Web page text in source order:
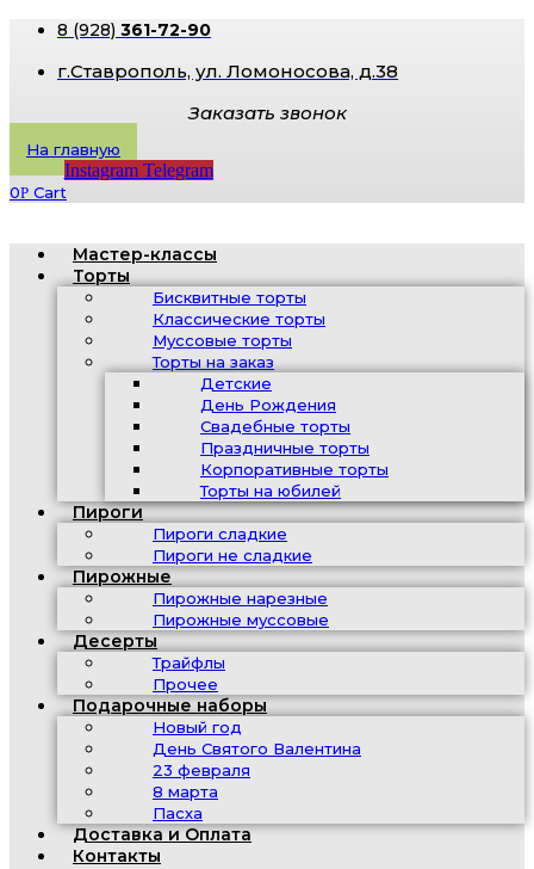
8 (928) 361-72-90
г.Ставрополь, ​ул. Ломоносова, д.38
Заказать звонок
На главную
Instagram Telegram
0Р Cart
Мастер-классы
Торты
Бисквитные торты
Классические торты
Муссовые торты
Торты на заказ
Детские
День Рождения
Свадебные торты
Праздничные торты
Корпоративные торты
Торты на юбилей
Пироги
Пироги сладкие
Пироги не сладкие
Пирожные
Пирожные нарезные
Пирожные муссовые
Десерты
Трайфлы
Прочее
Подарочные наборы
Новый год
День Святого Валентина
23 февраля
8 марта
Пасха
Доставка и Оплата
Контакты